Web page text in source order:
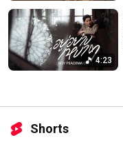
4:23
Shorts